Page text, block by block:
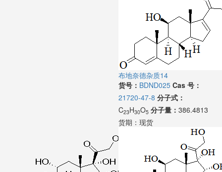
布地奈德杂质14
货号： BDND025 Cas 号：
21720-47-8 分子式：
C23H30O5 分子量： 386.4813
货期： 现货